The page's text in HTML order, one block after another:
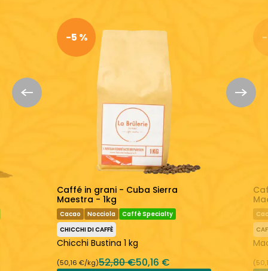
Un caffè perfettamente equilibrato
Torrefatto fresco
Scopri di più: La Brûlerie de Paris Caffè Macinato
-5 %
Caffé in grani - Cuba Sierra
Maestra - 1kg
Cacao Nocciola
Caffè Specialty
CHICCHI DI CAFFÈ
Chicchi Bustina 1 kg
(50,16 €/kg)52,80 €50,16 €